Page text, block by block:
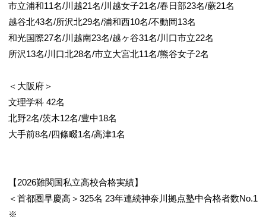
市立浦和11名/川越21名/川越女子21名/春日部23名/蕨21名
越谷北43名/所沢北29名/浦和西10名/不動岡13名
和光国際27名/川越南23名/越ヶ谷31名/川口市立22名
所沢13名/川口北28名/市立大宮北11名/熊谷女子2名
＜大阪府＞
文理学科 42名
北野2名/茨木12名/豊中18名
大手前8名/四條畷1名/高津1名
【2026難関国私立高校合格実績】
＜首都圏早慶高＞325名 23年連続神奈川拠点塾中合格者数No.1
※